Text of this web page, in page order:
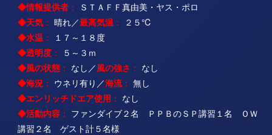
◆情報提供者：
ＳＴＡＦＦ真由美・ヤス・ポロ
◆天気： 晴れ／最高気温：
２５℃
◆水温：
１７～１８度
◆透明度：
５～３ｍ
◆風の状態： なし／風の強さ ： なし
◆海況： ウネリ有り／海流： 無し
◆エンリッチドエア使用 ： なし
◆活動内容： ファンダイブ２名 ＰＰＢのＳＰ講習１名 ＯＷ
講習２名 ゲスト計５名様